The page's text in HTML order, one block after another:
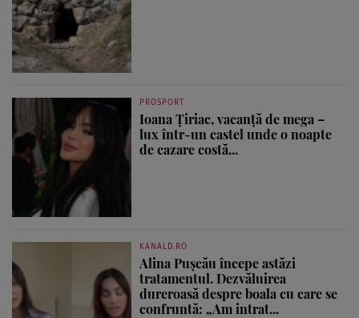
PROSPORT
Ioana Țiriac, vacanță de mega –
lux într-un castel unde o noapte
de cazare costă...
KANALD.RO
Alina Pușcău începe astăzi
tratamentul. Dezvăluirea
dureroasă despre boala cu care se
confruntă: „Am intrat...